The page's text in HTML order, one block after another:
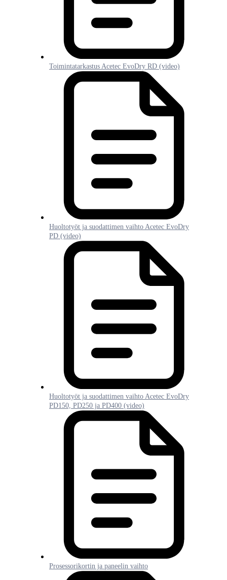
Toimintatarkastus Acetec EvoDry RD (video)
Huoltotyöt ja suodattimen vaihto Acetec EvoDry
PD (video)
Huoltotyöt ja suodattimen vaihto Acetec EvoDry
PD150, PD250 ja PD400 (video)
Prosessorikortin ja paneelin vaihto